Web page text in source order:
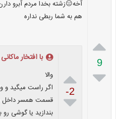

9

آخه😑زشته بخدا مردم آبرو
هم به شما ربطی نداره

-2

با افتخار
والا
اگر راست میگید و
قسمت همسر داخل
بندازید یا گوشی